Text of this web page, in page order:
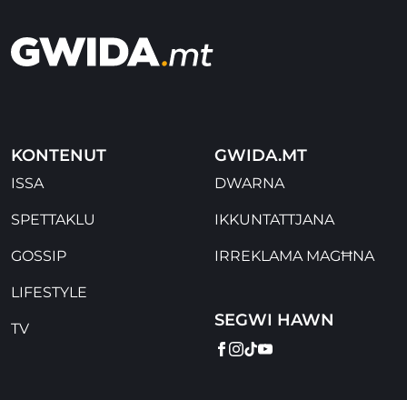
KONTENUT
ISSA
SPETTAKLU
GOSSIP
LIFESTYLE
TV
GWIDA.MT
DWARNA
IKKUNTATTJANA
IRREKLAMA MAGĦNA
SEGWI HAWN
FACEBOOK
INSTAGRAM
TIKTOK
YOUTUBE